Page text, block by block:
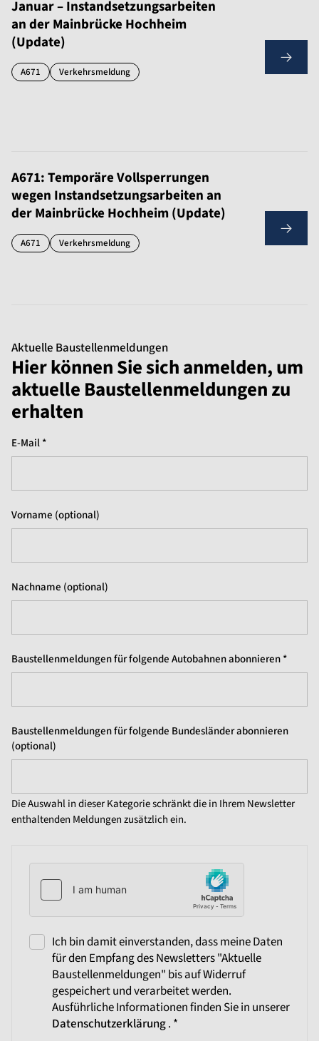
Januar – Instandsetzungsarbeiten
an der Mainbrücke Hochheim
(Update)
A671 Verkehrsmeldung
A671: Temporäre Vollsperrungen
wegen Instandsetzungsarbeiten an
der Mainbrücke Hochheim (Update)
A671 Verkehrsmeldung
Aktuelle Baustellenmeldungen
Hier können Sie sich anmelden, um
aktuelle Baustellenmeldungen zu
erhalten
E-Mail *
Vorname (optional)
Nachname (optional)
Baustellenmeldungen für folgende Autobahnen abonnieren *
Baustellenmeldungen für folgende Bundesländer abonnieren
(optional)
Die Auswahl in dieser Kategorie schränkt die in Ihrem Newsletter
enthaltenden Meldungen zusätzlich ein.
Ich bin damit einverstanden, dass meine Daten
für den Empfang des Newsletters "Aktuelle
Baustellenmeldungen" bis auf Widerruf
gespeichert und verarbeitet werden.
Ausführliche Informationen finden Sie in unserer
Datenschutzerklärung . *